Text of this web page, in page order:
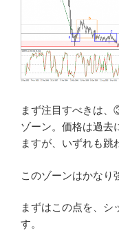
まず注目すべきは
ゾーン。価格は過去
ますが、いずれも跳
このゾーンはかなり
まずはこの点を、シ
す。